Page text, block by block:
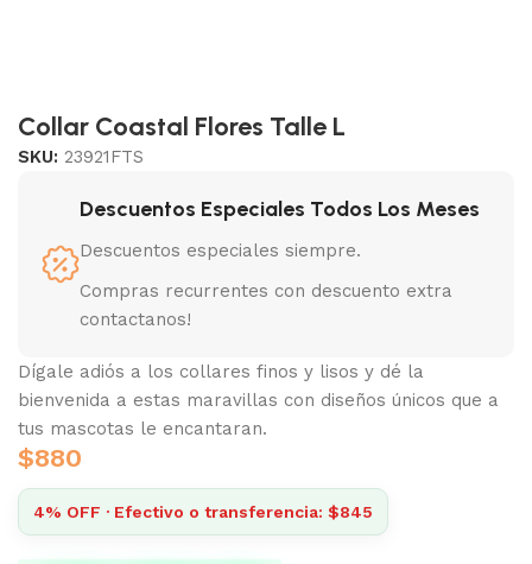
Collar Coastal Flores Talle L
SKU: 23921FTS
Descuentos Especiales Todos Los Meses
Descuentos especiales siempre.
Compras recurrentes con descuento extra
contactanos!
Dígale adiós a los collares finos y lisos y dé la
bienvenida a estas maravillas con diseños únicos que a
tus mascotas le encantaran.
$880
4% OFF · Efectivo o transferencia: $845